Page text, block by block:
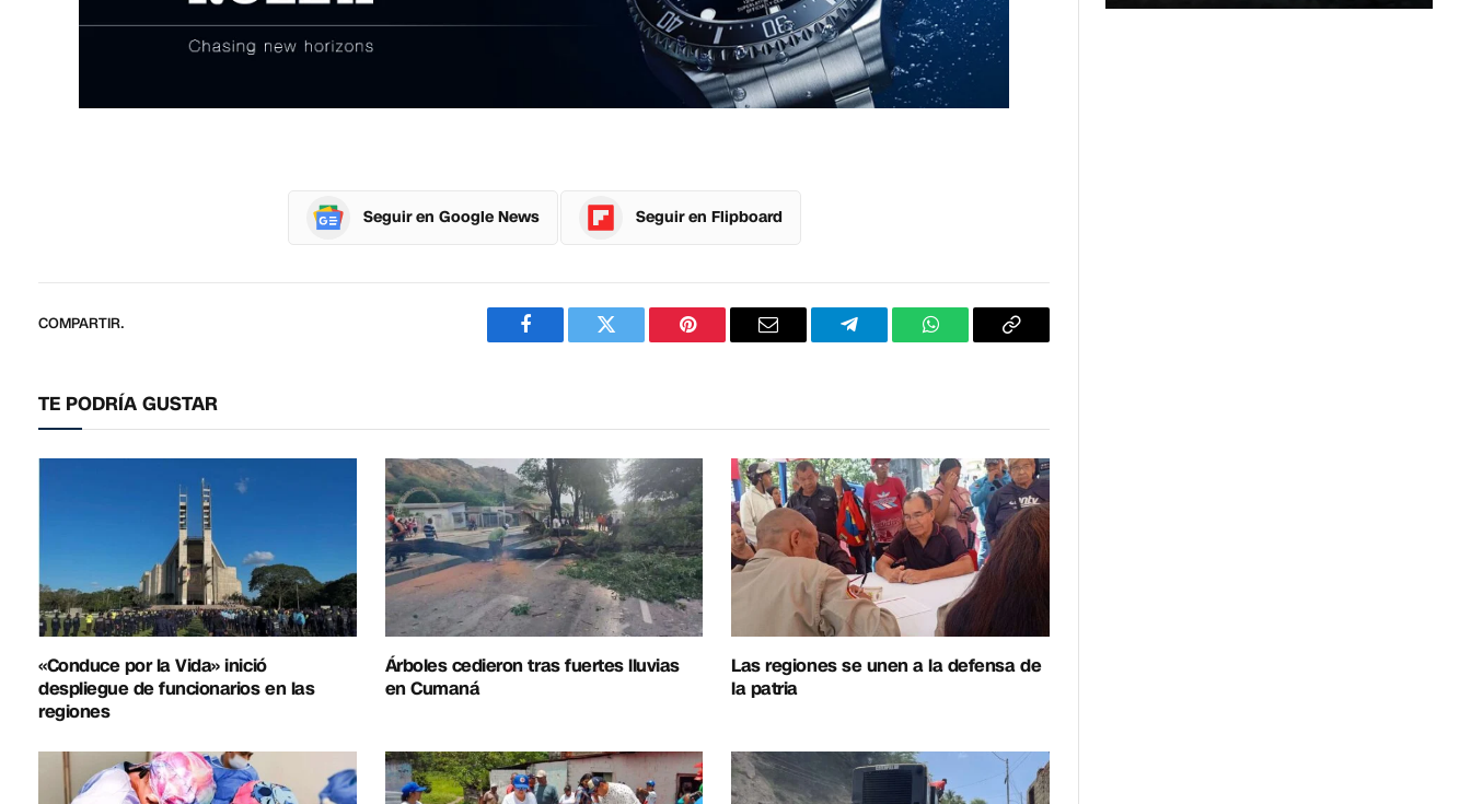
Seguir en Google News Seguir en Flipboard
COMPARTIR.
FacebookTwitter PinterestCorreo
TelegramWhatsAppCopiar
TE PODRÍA GUSTAR
«Conduce por la Vida» inició
despliegue de funcionarios en las
regiones
Árboles cedieron tras fuertes lluvias
en Cumaná
Las regiones se unen a la defensa de
la patria